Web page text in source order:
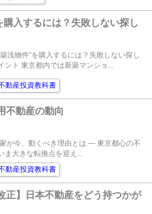
入するには？失敗しない探し
浅物件”を購入するには？失敗しない探し
方と狙い目ポイント 東京都内では新築マンショ...
動産投資教科書
不動産の動向
が今、動くべき理由とは ― 東京都心の不
ま大きな転換点を迎え...
動産投資教科書
正】日本不動産をどう持つかが